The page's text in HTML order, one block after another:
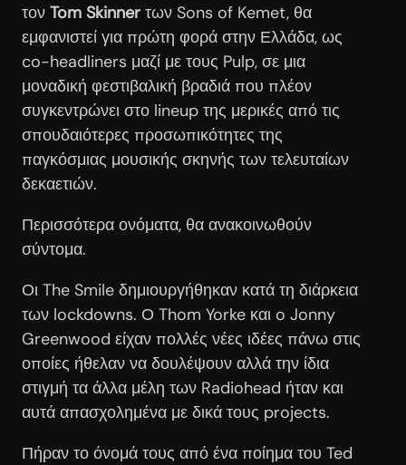
τον Tom Skinner των Sons of Kemet, θα
εμφανιστεί για πρώτη φορά στην Ελλάδα, ως
co-headliners μαζί με τους Pulp, σε μια
μοναδική φεστιβαλική βραδιά που πλέον
συγκεντρώνει στο lineup της μερικές από τις
σπουδαιότερες προσωπικότητες της
παγκόσμιας μουσικής σκηνής των τελευταίων
δεκαετιών.
Περισσότερα ονόματα, θα ανακοινωθούν
σύντομα.
Οι The Smile δημιουργήθηκαν κατά τη διάρκεια
των lockdowns. Ο Thom Yorke και o Jonny
Greenwood είχαν πολλές νέες ιδέες πάνω στις
οποίες ήθελαν να δουλέψουν αλλά την ίδια
στιγμή τα άλλα μέλη των Radiohead ήταν και
αυτά απασχολημένα με δικά τους projects.
Πήραν το όνομά τους από ένα ποίημα του Ted